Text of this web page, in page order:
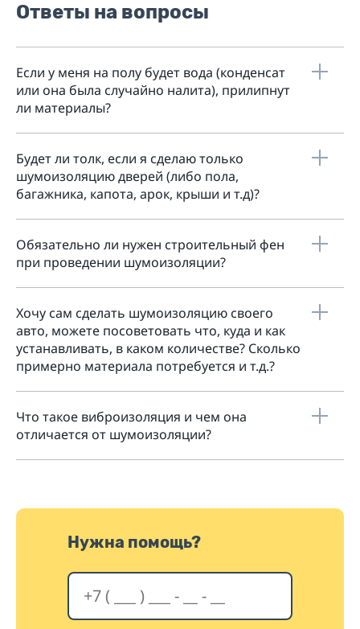
Ответы на вопросы
Если у меня на полу будет вода (конденсат
или она была случайно налита), прилипнут
ли материалы?
Будет ли толк, если я сделаю только
шумоизоляцию дверей (либо пола,
багажника, капота, арок, крыши и т.д)?
Обязательно ли нужен строительный фен
при проведении шумоизоляции?
Хочу сам сделать шумоизоляцию своего
авто, можете посоветовать что, куда и как
устанавливать, в каком количестве? Сколько
примерно материала потребуется и т.д.?
Что такое виброизоляция и чем она
отличается от шумоизоляции?
Нужна помощь?